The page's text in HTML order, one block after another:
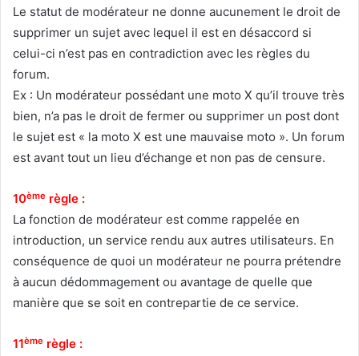
Le statut de modérateur ne donne aucunement le droit de
supprimer un sujet avec lequel il est en désaccord si
celui-ci n’est pas en contradiction avec les règles du
forum.
Ex : Un modérateur possédant une moto X qu’il trouve très
bien, n’a pas le droit de fermer ou supprimer un post dont
le sujet est « la moto X est une mauvaise moto ». Un forum
est avant tout un lieu d’échange et non pas de censure.
10ème règle :
La fonction de modérateur est comme rappelée en
introduction, un service rendu aux autres utilisateurs. En
conséquence de quoi un modérateur ne pourra prétendre
à aucun dédommagement ou avantage de quelle que
manière que se soit en contrepartie de ce service.
11ème règle :